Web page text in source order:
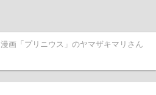
漫画「プリニウス」のヤマザキマリさん